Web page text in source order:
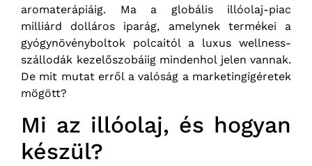
aromaterápiáig. Ma a globális illóolaj-piac
milliárd dolláros iparág, amelynek termékei a
gyógynövényboltok polcaitól a luxus wellness-
szállodák kezelőszobáiig mindenhol jelen vannak.
De mit mutat erről a valóság a marketingígéretek
mögött?
Mi az illóolaj, és hogyan
készül?